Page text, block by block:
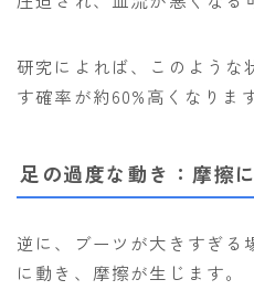
AA HARDWEAR
BURTON
estivo
QUICKSILVER
rew
研究によれば、このような
す確率が約60%高くなります
足の過度な動き：摩擦
逆に、ブーツが大きすぎる
に動き、摩擦が生じます。